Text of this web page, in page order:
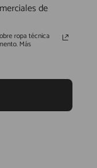
de
ropa técnica
Más